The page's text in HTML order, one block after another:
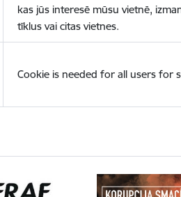
kas jūs interesē mūsu vietnē,
tīklus vai citas vietnes.
Cookie is needed for all users for